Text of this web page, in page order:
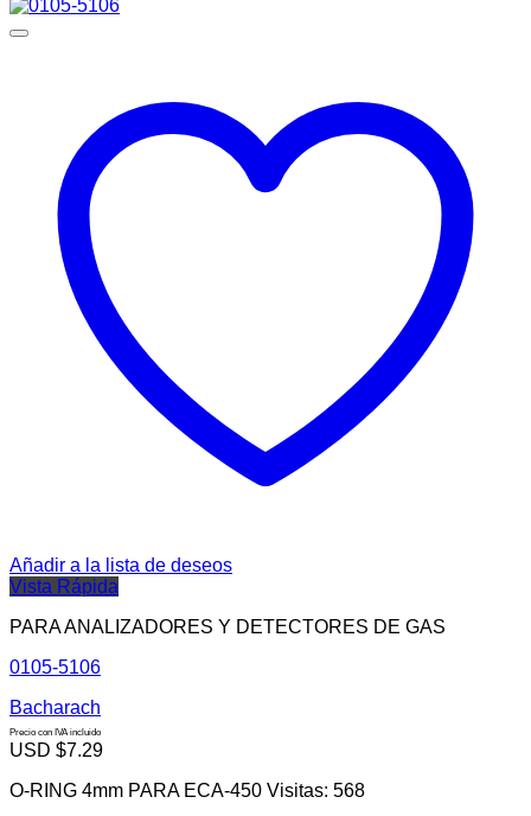
Añadir a la lista de deseos
Vista Rápida
PARA ANALIZADORES Y DETECTORES DE GAS
0105-5106
Bacharach
Precio con IVA incluido
USD $7.29
O-RING 4mm PARA ECA-450 Visitas: 568